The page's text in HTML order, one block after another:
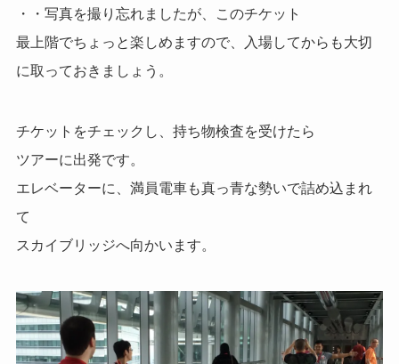
・・写真を撮り忘れましたが、このチケット
最上階でちょっと楽しめますので、入場してからも大切
に取っておきましょう。
チケットをチェックし、持ち物検査を受けたら
ツアーに出発です。
エレベーターに、満員電車も真っ青な勢いで詰め込まれ
て
スカイブリッジへ向かいます。